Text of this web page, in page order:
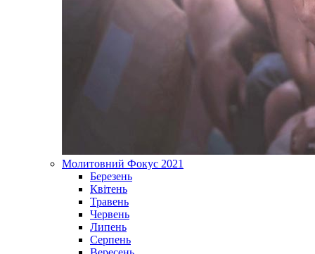
Молитовний Фокус 2021
Березень
Квітень
Травень
Червень
Липень
Серпень